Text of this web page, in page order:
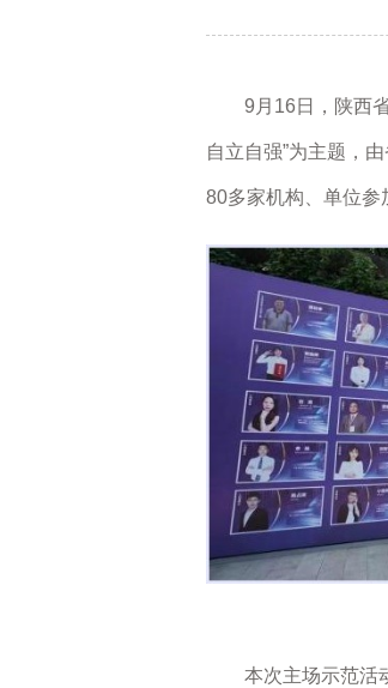
9月16日，陕西省
自立自强”为主题，
80多家机构、单位参
本次主场示范活动